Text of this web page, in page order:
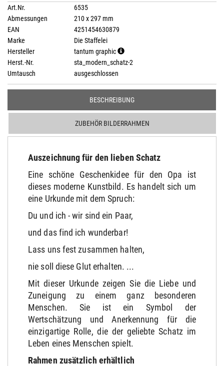
Art.Nr.
6535
Abmessungen
210 x 297 mm
EAN
4251454630879
Marke
Die Staffelei
Hersteller
tantum graphic
Herst.-Nr.
sta_modern_schatz-2
Umtausch
ausgeschlossen
BESCHREIBUNG
ZUBEHÖR BILDERRAHMEN
Auszeichnung für den lieben Schatz
Eine schöne Geschenkidee für den Opa ist
dieses moderne Kunstbild. Es handelt sich um
eine Urkunde mit dem Spruch:
Du und ich - wir sind ein Paar,
und das find ich wunderbar!
Lass uns fest zusammen halten,
nie soll diese Glut erhalten. ...
Mit dieser Urkunde zeigen Sie die Liebe und
Zuneigung zu einem ganz besonderen
Menschen. Sie ist ein Symbol der
Wertschätzung und Anerkennung für die
einzigartige Rolle, die der geliebte Schatz im
Leben eines Menschen spielt.
Rahmen zusätzlich erhältlich